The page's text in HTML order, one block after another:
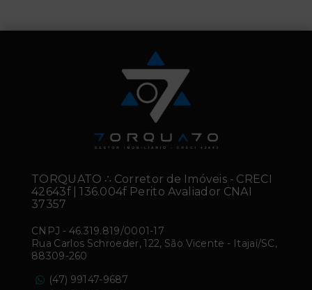
TORQUATO ∴ Corretor de Imóveis - CRECI
42643f | 136.004f Perito Avaliador CNAI
37357
CNPJ - 46.319.819/0001-17
Rua Carlos Schroeder, 122, São Vicente - Itajaí/SC,
88309-260
(47) 99147-9687